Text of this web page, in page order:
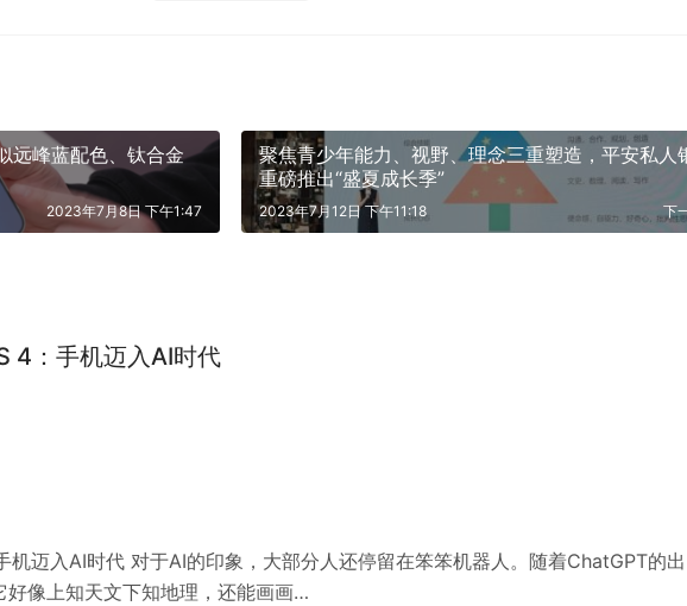
远峰蓝配色、钛合金
2023年7月8日 下午1:47
聚焦青少年能力、视野、理念三重塑造，平安私人
重磅推出“盛夏成长季”
下
2023年7月12日 下午11:18
4：手机迈入AI时代
迈入AI时代 对于AI的印象，大部分人还停留在笨笨机器人。随着ChatGPT的出
像上知天文下知地理，还能画画…